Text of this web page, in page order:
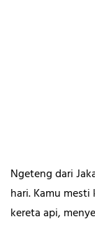
Ngeteng dari
hari. Kamu
kereta api,